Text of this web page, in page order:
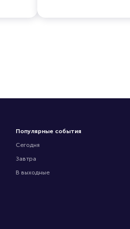
Популярные события
Сегодня
Завтра
В выходные